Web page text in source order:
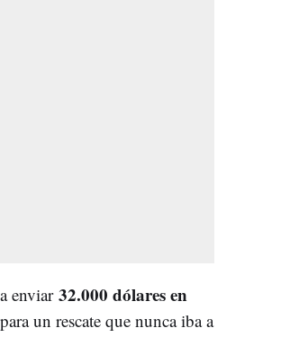
enviar 32.000 dólares en
para un rescate que nunca iba a